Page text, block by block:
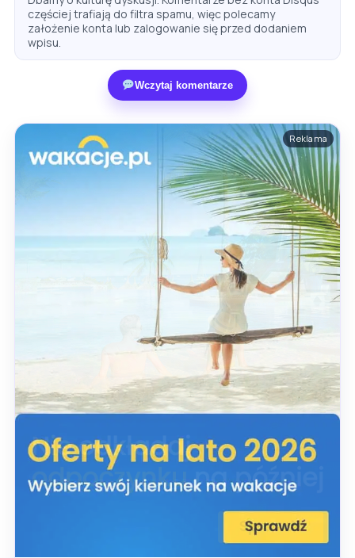
częściej trafiają do filtra spamu, więc polecamy
założenie konta lub zalogowanie się przed dodaniem
wpisu.
Wczytaj komentarze
Reklama